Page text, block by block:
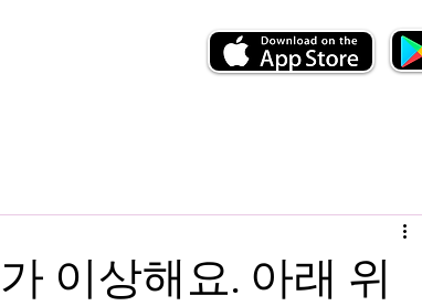
이상해요. 아래 위